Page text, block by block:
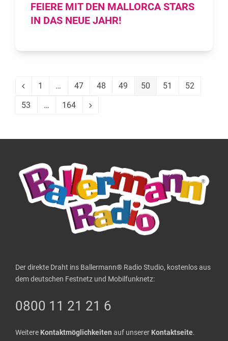
FEIERE MIT DEN MALLORCA STARS
IN DAS NEUE JAHR!
Vorheriger
Seite
1 … Seite
47 Seite
48 Seite
49 Seite
50 Seite
51 Seite
52
Seite
53 … Seite
164 Vorwärts
Der direkte Draht ins Ballermann® Radio Studio, kostenlos aus
dem deutschen Festnetz und Mobilfunknetz:
0800 11 21 21 6
Weitere Kontaktmöglichkeiten auf unserer Kontaktseite.